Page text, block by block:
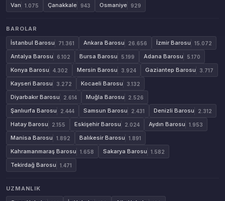
Van 1.075 Çanakkale 943 Osmaniye 929
BAROLAR
İstanbul Barosu
71.361 Ankara Barosu 26.656 İzmir Barosu 15.072
Antalya Barosu 6.102 Bursa Barosu 5.199 Adana Barosu 5.170
Konya Barosu 4.302 Mersin Barosu 3.924 Gaziantep Barosu 3.717
Kayseri Barosu 3.272 Kocaeli Barosu 3.132
Diyarbakır Barosu 2.614 Muğla Barosu 2.526
Şanlıurfa Barosu 2.444 Samsun Barosu 2.431 Denizli Barosu 2.312
Hatay Barosu 2.155 Eskişehir Barosu 2.024 Aydın Barosu 1.953
Manisa Barosu 1.892 Balıkesir Barosu 1.891
Kahramanmaraş Barosu 1.658 Sakarya Barosu 1.582
Tekirdağ Barosu 1.471
UZMANLIK